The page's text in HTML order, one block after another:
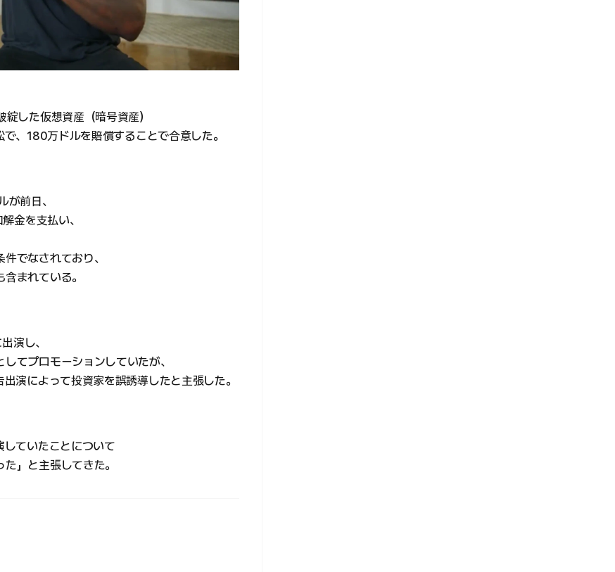
した仮想資産（暗号資産）
、180万ドルを賠償することで合意した。
前日、
金を支払い、
でなされており、
まれている。
演し、
てプロモーションしていたが、
演によって投資家を誤誘導したと主張した。
ていたことについて
」と主張してきた。